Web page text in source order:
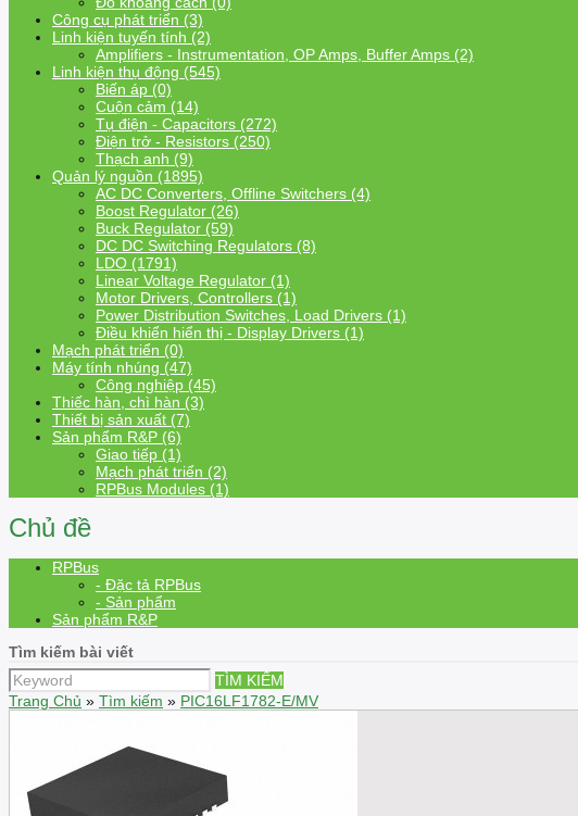
Công cụ phát triển (3)
Linh kiện tuyến tính (2)
Amplifiers - Instrumentation, OP Amps, Buffer Amps (2)
Linh kiện thụ động (545)
Biến áp (0)
Cuộn cảm (14)
Tụ điện - Capacitors (272)
Điện trở - Resistors (250)
Thạch anh (9)
Quản lý nguồn (1895)
AC DC Converters, Offline Switchers (4)
Boost Regulator (26)
Buck Regulator (59)
DC DC Switching Regulators (8)
LDO (1791)
Linear Voltage Regulator (1)
Motor Drivers, Controllers (1)
Power Distribution Switches, Load Drivers (1)
Điều khiển hiển thị - Display Drivers (1)
Mạch phát triển (0)
Máy tính nhúng (47)
Công nghiệp (45)
Thiếc hàn, chì hàn (3)
Thiết bị sản xuất (7)
Sản phẩm R&P (6)
Giao tiếp (1)
Mạch phát triển (2)
RPBus Modules (1)
Chủ đề
RPBus
- Đặc tả RPBus
- Sản phẩm
Sản phẩm R&P
Tìm kiếm bài viết
TÌM KIẾM
Trang Chủ » Tìm kiếm » PIC16LF1782-E/MV